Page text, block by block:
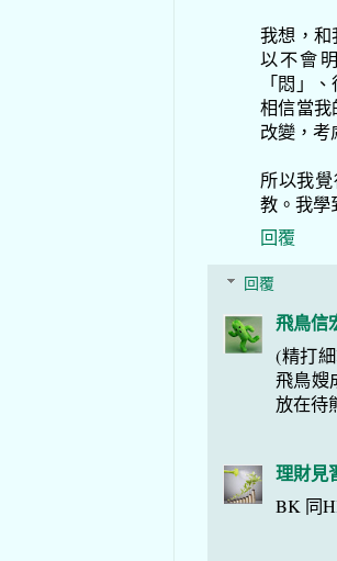
我想，
以不會
「悶」
相信當
改變，考
所以我
教。我學
回覆
回覆
飛鳥信
(精打
飛鳥嫂
放在待
理財見
BK 同